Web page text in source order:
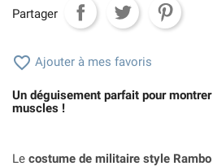
Partager
 Ajouter à mes favoris
Un déguisement parfait pour
muscles !
Le costume de militaire style Rambo